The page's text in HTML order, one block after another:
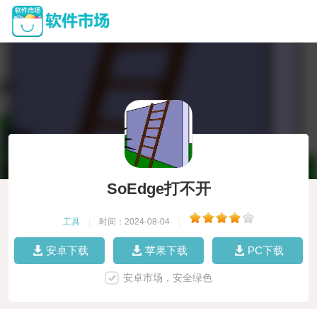
SoEdge打不开
工具 时间：2024-08-04
安卓下载 苹果下载 PC下载
安卓市场，安全绿色